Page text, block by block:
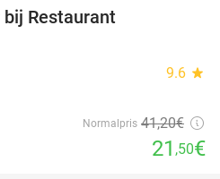
Restaurant
9.6 star
Normalpris 41,20€
21 ,50€